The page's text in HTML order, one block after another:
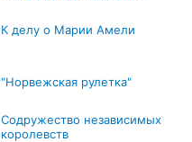
К делу о Марии Амели
"Норвежская рулетка"
Содружество независимых
королевств